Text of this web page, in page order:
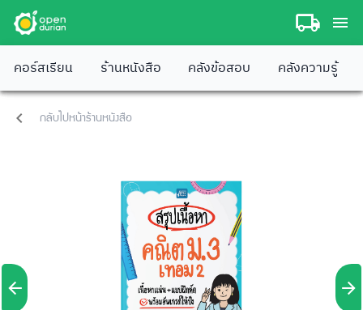
คอร์สเรียน ร้านหนังสือ คลังข้อสอบ คลังความรู้
กลับไปหน้าร้านหนังสือ